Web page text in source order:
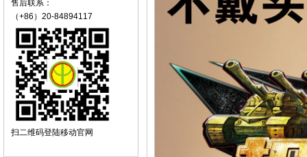
售后联系：
（+86）20-84894117
扫二维码登陆移动官网